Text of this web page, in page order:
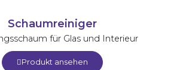
Schaumreiniger
für Glas und Interieur
Produkt ansehen